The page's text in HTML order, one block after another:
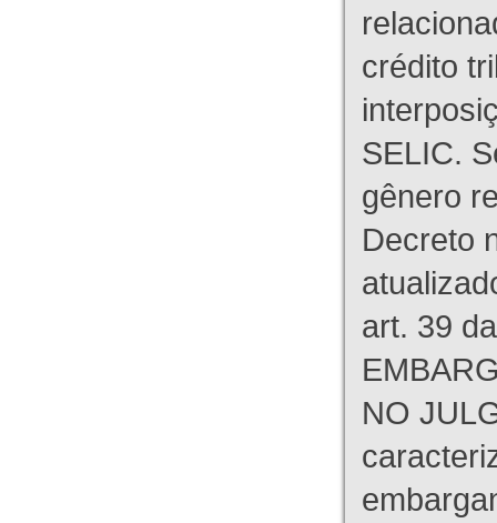
crédito
SELIC.
gênero
Decreto
art. 39
NO